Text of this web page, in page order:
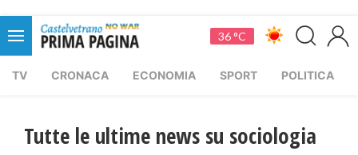
36 °C
TV CRONACA ECONOMIA SPORT POLITICA
Tutte le ultime news su sociologia